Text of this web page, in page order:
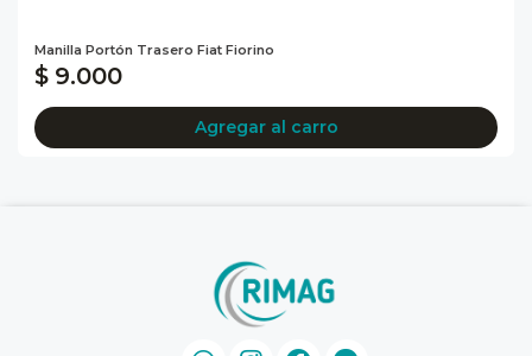
Manilla Portón Trasero Fiat Fiorino
$ 9.000
Agregar al carro